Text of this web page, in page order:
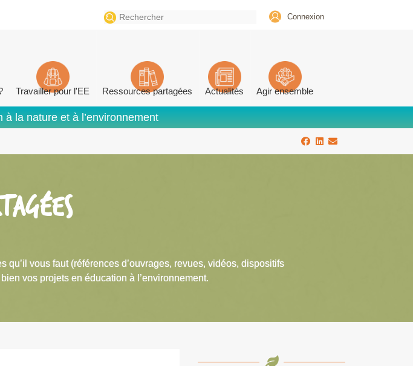
Search
for:
Connexion
Travailler pour l'EE Ressources partagées Actualités Agir ensemble
à la nature et à l’environnement
qu’il vous faut (références d’ouvrages, revues, vidéos, dispositifs
vos projets en éducation à l’environnement.